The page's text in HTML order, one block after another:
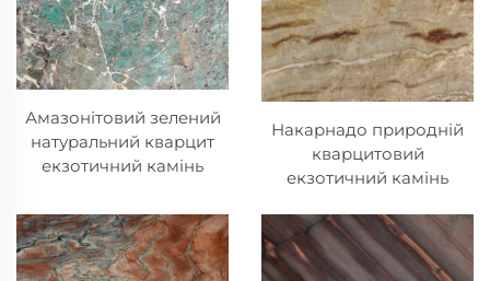
Амазонітовий зелений
натуральний кварцит
екзотичний камінь
Накарнадо природній
кварцитовий
екзотичний камінь